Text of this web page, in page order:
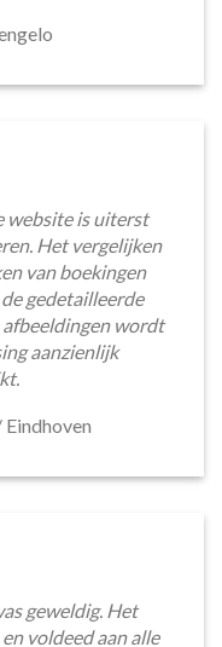
website is uiterst
Het vergelijken
van boekingen
gedetailleerde
wordt
aanzienlijk
Eindhoven
geweldig. Het
voldeed aan alle